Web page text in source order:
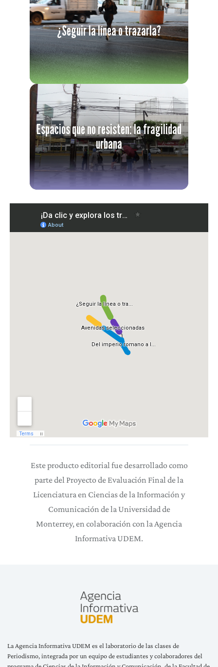
¿Seguir la línea o trazarla?
Espacios que no resisten: la fragilidad
urbana
Este producto editorial fue desarrollado como
parte del Proyecto de Evaluación Final de la
Licenciatura en Ciencias de la Información y
Comunicación de la Universidad de
Monterrey, en colaboración con la Agencia
Informativa UDEM.
La Agencia Informativa UDEM es el laboratorio de las clases de
Periodismo, integrada por un equipo de estudiantes y colaboradores del